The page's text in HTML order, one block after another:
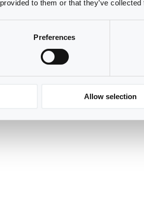
to them or that they’ve
Preferences
Allow selection